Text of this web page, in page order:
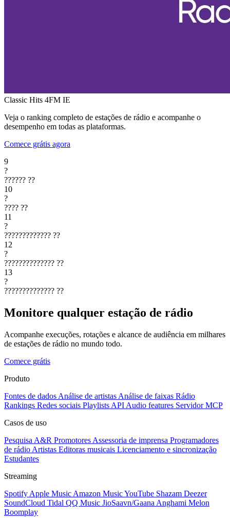
Classic Hits 4FM IE
Veja o ranking completo de estações de rádio e acompanhe o
desempenho em todas as plataformas.
Comece grátis agora
9
?
?????? ??
10
?
???? ??
11
?
????????????? ??
12
?
?????????????? ??
13
?
?????????????? ??
Monitore qualquer estação de rádio
Acompanhe execuções, rotações e alcance de audiência em milhares
de estações de rádio no mundo todo.
Comece grátis
Produto
Fontes de dados Análise de artistas Análise de faixas Rádio
Rankings Redes sociais Playlists API Audio features Servidor MCP
Casos de uso
Pesquisa A&R Promotores Assessoria de imprensa Programadores
de rádio Artistas Editoras musicais Licenciamento e sincronização
Estudantes
Streaming
Spotify Apple Music Amazon MusicYouTube Shazam Deezer
SoundCloud Tidal QQ Music JioSaavn/Gaana Anghami Melon
Boomplay